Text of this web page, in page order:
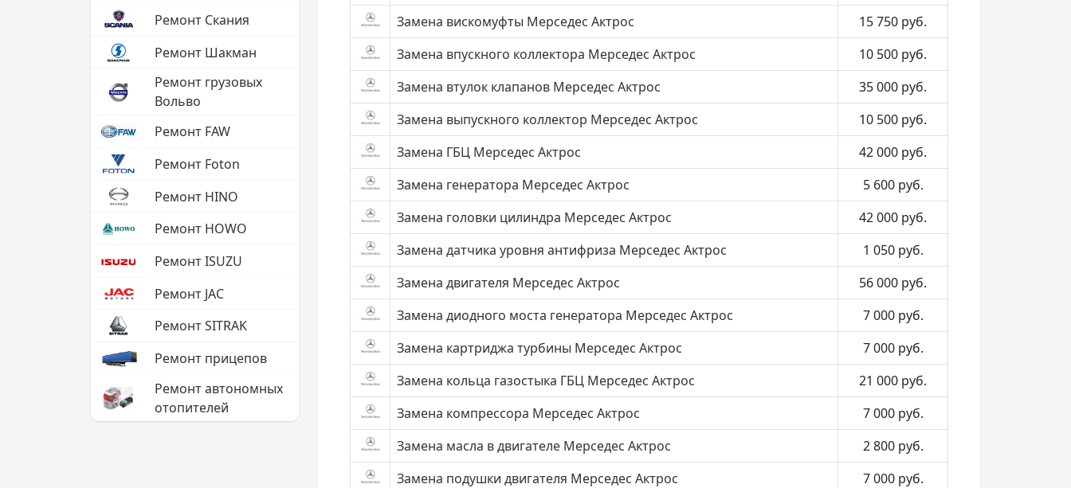
Ремонт Скания
Ремонт Шакман
Ремонт грузовых
Вольво
Ремонт FAW
Ремонт Foton
Ремонт HINO
Ремонт HOWO
Ремонт ISUZU
Ремонт JAC
Ремонт SITRAK
Ремонт прицепов
Ремонт автономных
отопителей
Замена вискомуфты Мерседес Актрос
15 750 руб.
Замена впускного коллектора Мерседес Актрос
10 500 руб.
Замена втулок клапанов Мерседес Актрос
35 000 руб.
Замена выпускного коллектор Мерседес Актрос
10 500 руб.
Замена ГБЦ Мерседес Актрос
42 000 руб.
Замена генератора Мерседес Актрос
5 600 руб.
Замена головки цилиндра Мерседес Актрос
42 000 руб.
Замена датчика уровня антифриза Мерседес Актрос
1 050 руб.
Замена двигателя Мерседес Актрос
56 000 руб.
Замена диодного моста генератора Мерседес Актрос
7 000 руб.
Замена картриджа турбины Мерседес Актрос
7 000 руб.
Замена кольца газостыка ГБЦ Мерседес Актрос
21 000 руб.
Замена компрессора Мерседес Актрос
7 000 руб.
Замена масла в двигателе Мерседес Актрос
2 800 руб.
Замена подушки двигателя Мерседес Актрос
7 000 руб.